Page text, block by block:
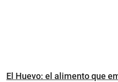
El Huevo: el alimento que